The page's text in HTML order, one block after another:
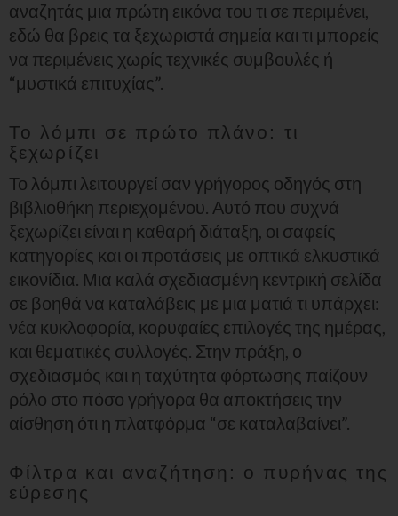
αναζητάς μια πρώτη εικόνα του τι σε περιμένει,
εδώ θα βρεις τα ξεχωριστά σημεία και τι μπορείς
να περιμένεις χωρίς τεχνικές συμβουλές ή
“μυστικά επιτυχίας”.
Το λόμπι σε πρώτο πλάνο: τι
ξεχωρίζει
Το λόμπι λειτουργεί σαν γρήγορος οδηγός στη
βιβλιοθήκη περιεχομένου. Αυτό που συχνά
ξεχωρίζει είναι η καθαρή διάταξη, οι σαφείς
κατηγορίες και οι προτάσεις με οπτικά ελκυστικά
εικονίδια. Μια καλά σχεδιασμένη κεντρική σελίδα
σε βοηθά να καταλάβεις με μια ματιά τι υπάρχει:
νέα κυκλοφορία, κορυφαίες επιλογές της ημέρας,
και θεματικές συλλογές. Στην πράξη, ο
σχεδιασμός και η ταχύτητα φόρτωσης παίζουν
ρόλο στο πόσο γρήγορα θα αποκτήσεις την
αίσθηση ότι η πλατφόρμα “σε καταλαβαίνει”.
Φίλτρα και αναζήτηση: ο πυρήνας της
εύρεσης